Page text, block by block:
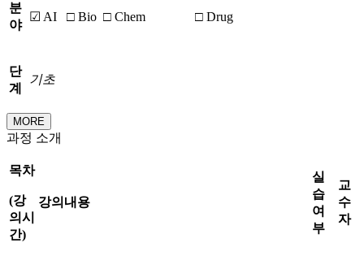
분
야
☑ AI □ Bio □ Chem □ Drug
단
계
기초
MORE
과정 소개
목차
(강
의시
간)
강의내용
실
습
여
부
교
수
자